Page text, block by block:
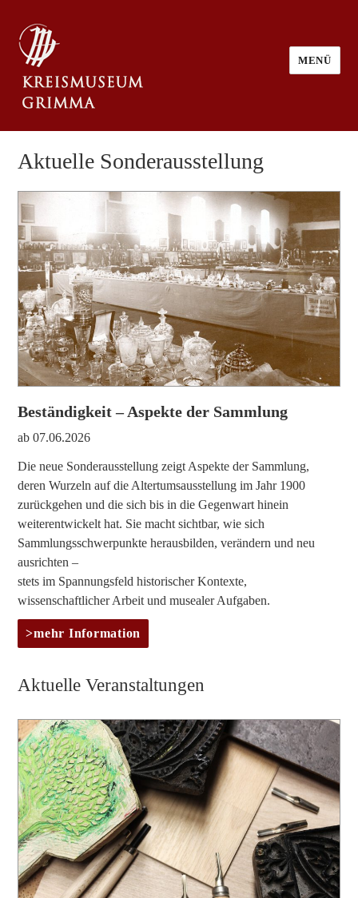
MENÜ
Aktuelle Sonderausstellung
Beständigkeit – Aspekte der Sammlung
ab 07.06.2026
Die neue Sonderausstellung zeigt Aspekte der Sammlung,
deren Wurzeln auf die Altertumsausstellung im Jahr 1900
zurückgehen und die sich bis in die Gegenwart hinein
weiterentwickelt hat. Sie macht sichtbar, wie sich
Sammlungsschwerpunkte herausbilden, verändern und neu
ausrichten –
stets im Spannungsfeld historischer Kontexte,
wissenschaftlicher Arbeit und musealer Aufgaben.
mehr Information
Aktuelle Veranstaltungen